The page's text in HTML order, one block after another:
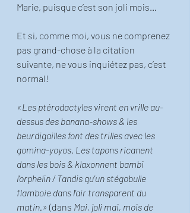
Marie, puisque c’est son joli mois…
Et si, comme moi, vous ne comprenez
pas grand-chose à la citation
suivante, ne vous inquiétez pas, c’est
normal!
«Les ptérodactyles virent en vrille au-
dessus des banana-shows & les
beurdigailles font des trilles avec les
gomina-yoyos. Les tapons ricanent
dans les bois & klaxonnent bambi
l'orphelin / Tandis qu'un stégobulle
flamboie dans l'air transparent du
matin.» (dans Mai, joli mai, mois de